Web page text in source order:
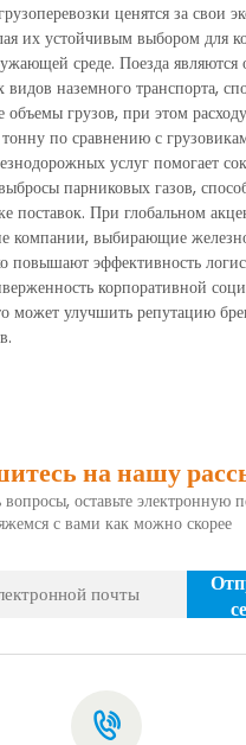
ценятся за свои
их устойчивым выбором для
среде. Поезда
наземного транспорта,
объемы грузов, при этом
по сравнению с
услуг помогает
парниковых газов,
поставок. При глобальном
компании, выбирающие
повышают эффективность
корпоративной
может улучшить репутацию
на нашу
вопросы, оставьте электронную
с вами как можно скорее